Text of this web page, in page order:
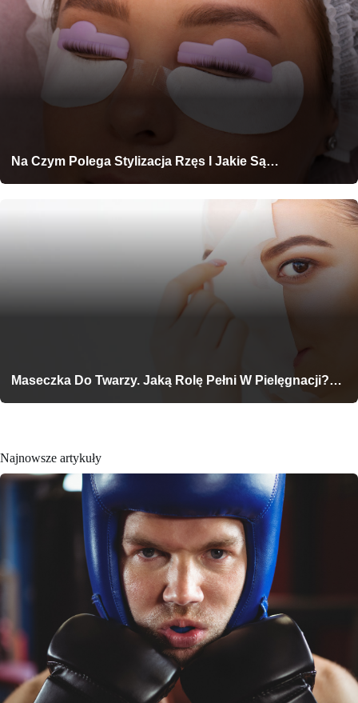
Na Czym Polega Stylizacja Rzęs I Jakie Są…
Maseczka Do Twarzy. Jaką Rolę Pełni W Pielęgnacji?…
Najnowsze artykuły